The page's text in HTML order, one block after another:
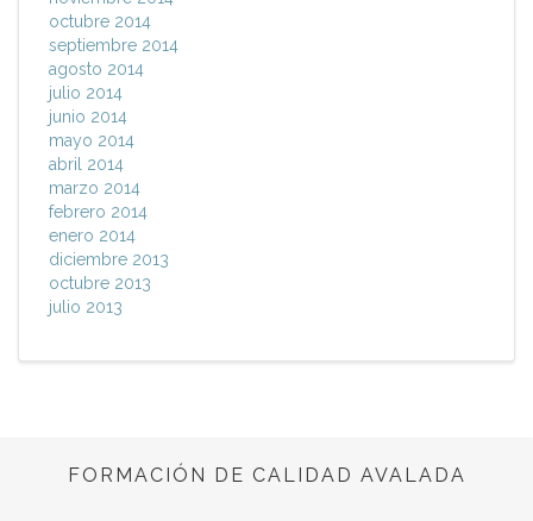
octubre 2014
septiembre 2014
agosto 2014
julio 2014
junio 2014
mayo 2014
abril 2014
marzo 2014
febrero 2014
enero 2014
diciembre 2013
octubre 2013
julio 2013
FORMACIÓN DE CALIDAD AVALADA